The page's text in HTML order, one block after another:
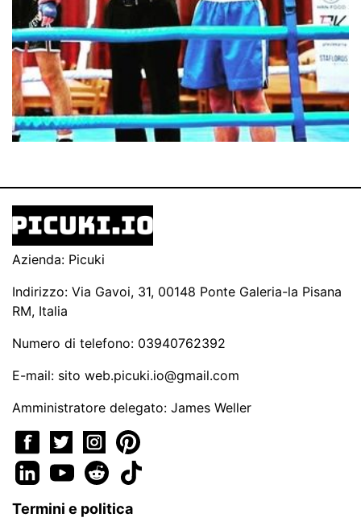
Azienda: Picuki
Indirizzo: Via Gavoi, 31, 00148 Ponte Galeria-la Pisana
RM, Italia
Numero di telefono: 03940762392
E-mail: sito web.picuki.io@gmail.com
Amministratore delegato: James Weller
Termini e politica